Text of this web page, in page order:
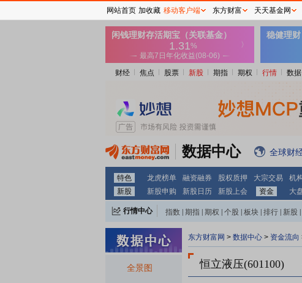
财经 焦点 股票 新股 期指 期权 行情 数据
数据中心 全球财
特色 龙虎榜单 融资融券 股权质押 大宗交易 机
新股
新股申购 新股日历 新股上会 资金 大
行情中心 指数 期指 期权 个股 板块 排行 新股
全景图
东方财富网 > 数据中心 > 资金流向
恒立液压(601100)
网站首页 加收藏 移动客户端 东方财富 天天基金网